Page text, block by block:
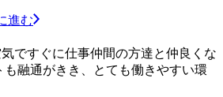
進む
ですぐに仕事仲間の方達と仲良くな
融通がきき、とても働きやすい環